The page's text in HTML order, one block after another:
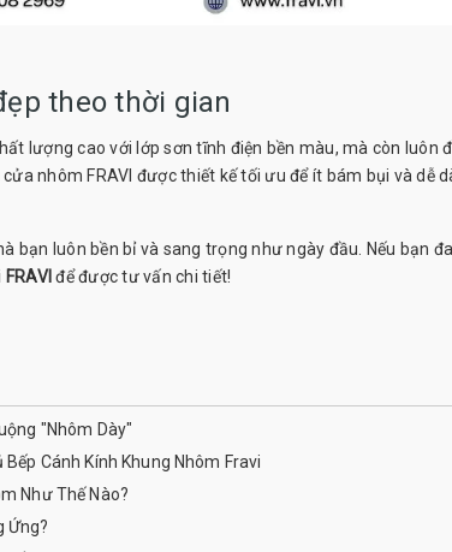
theo thời gian
lượng cao với lớp sơn tĩnh điện bền màu, mà còn luôn
nhôm FRAVI được thiết kế tối ưu để ít bám bụi và dễ
bạn luôn bền bỉ và sang trọng như ngày đầu. Nếu bạn
FRAVI để được tư vấn chi tiết!
"Nhôm Dày"
Cánh Kính Khung Nhôm Fravi
Như Thế Nào?
Ứng?